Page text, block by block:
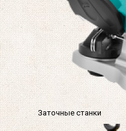
Заточные станки